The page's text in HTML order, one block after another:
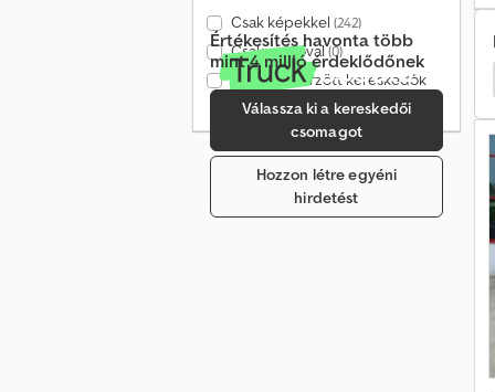
Csak képekkel (242)
Csak videóval(0)
Csak ellenőrzött kereskedők
(224)
Értékesítés havonta több
mint 4 millió érdeklődőnek
Válassza ki a kereskedői
csomagot
Hozzon létre egyéni
hirdetést
Hapert Sapphire Utánfutó